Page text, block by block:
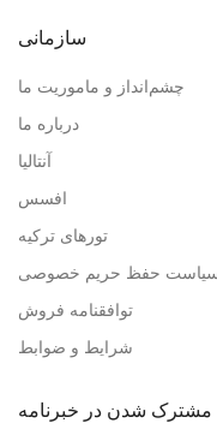
سازمانی
چشم‌انداز و ماموریت ما
درباره ما
آنتالیا
افسس
تورهای ترکیه
حفظ حریم خصوصی
توافقنامه فروش
شرایط و ضوابط
مشترک شدن در خبرنامه